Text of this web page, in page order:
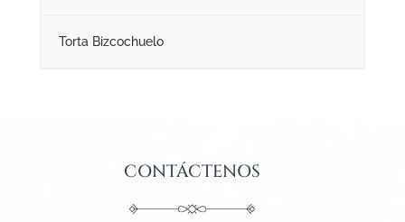
Torta Bizcochuelo
CONTÁCTENOS